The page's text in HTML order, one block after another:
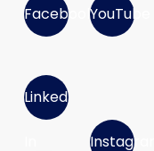
FacebookYouTube
Linked
Instagram